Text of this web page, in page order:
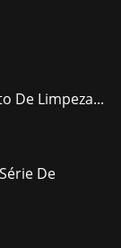
De Limpeza...
De